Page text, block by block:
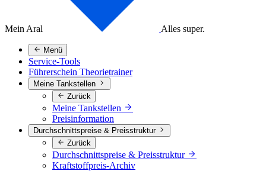
Mein Aral Alles super.
Menü
Service-Tools
Führerschein Theorietrainer
Meine Tankstellen
Zurück
Meine Tankstellen
Preisinformation
Durchschnittspreise & Preisstruktur
Zurück
Durchschnittspreise & Preisstruktur
Kraftstoffpreis-Archiv